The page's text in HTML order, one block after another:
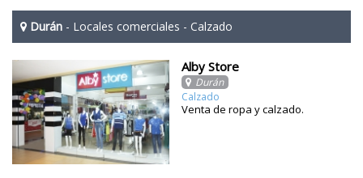
Durán - Locales comerciales - Calzado
Alby Store
Durán
Calzado
Venta de ropa y calzado.